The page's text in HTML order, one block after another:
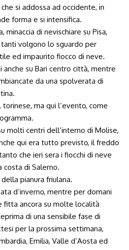
si addossa ad occidente, in
forma e si intensifica.
minaccia di nevischiare su Pisa,
tanti volgono lo sguardo per
ed impaurito fiocco di neve.
anche su Bari centro città, mentre
da una spolverata di
torinese, ma qui l’evento, come
molti centri dell’interno di Molise,
qui era tutto previsto, il freddo
che ieri sera i fiocchi di neve
costa di Salerno.
pianura friulana.
d’inverno, mentre per domani
ancora su molte località
di una sensibile fase di
per la prossima settimana,
Emilia, Valle d’Aosta ed